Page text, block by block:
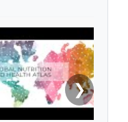
❯